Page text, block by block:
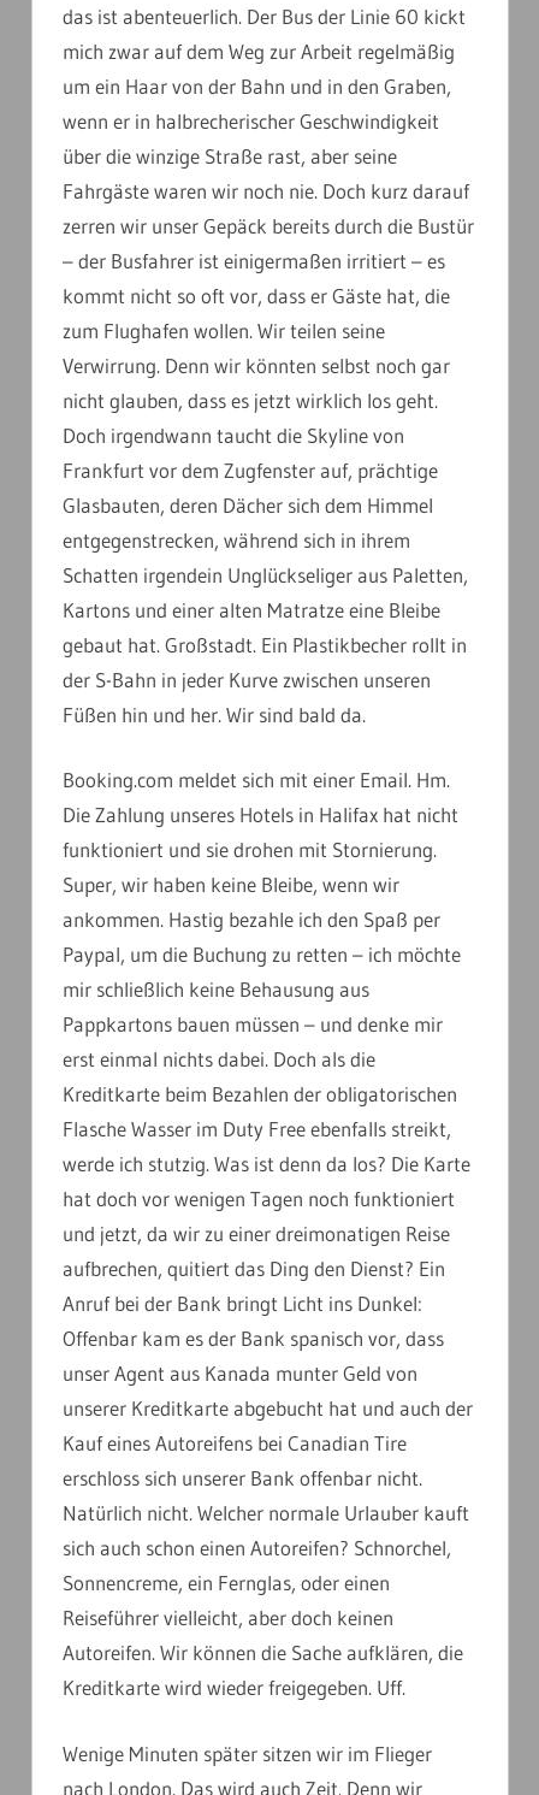
das ist abenteuerlich. Der Bus der Linie 60 kickt
mich zwar auf dem Weg zur Arbeit regelmäßig
um ein Haar von der Bahn und in den Graben,
wenn er in halbrecherischer Geschwindigkeit
über die winzige Straße rast, aber seine
Fahrgäste waren wir noch nie. Doch kurz darauf
zerren wir unser Gepäck bereits durch die Bustür
– der Busfahrer ist einigermaßen irritiert – es
kommt nicht so oft vor, dass er Gäste hat, die
zum Flughafen wollen. Wir teilen seine
Verwirrung. Denn wir könnten selbst noch gar
nicht glauben, dass es jetzt wirklich los geht.
Doch irgendwann taucht die Skyline von
Frankfurt vor dem Zugfenster auf, prächtige
Glasbauten, deren Dächer sich dem Himmel
entgegenstrecken, während sich in ihrem
Schatten irgendein Unglückseliger aus Paletten,
Kartons und einer alten Matratze eine Bleibe
gebaut hat. Großstadt. Ein Plastikbecher rollt in
der S-Bahn in jeder Kurve zwischen unseren
Füßen hin und her. Wir sind bald da.
Booking.com meldet sich mit einer Email. Hm.
Die Zahlung unseres Hotels in Halifax hat nicht
funktioniert und sie drohen mit Stornierung.
Super, wir haben keine Bleibe, wenn wir
ankommen. Hastig bezahle ich den Spaß per
Paypal, um die Buchung zu retten – ich möchte
mir schließlich keine Behausung aus
Pappkartons bauen müssen – und denke mir
erst einmal nichts dabei. Doch als die
Kreditkarte beim Bezahlen der obligatorischen
Flasche Wasser im Duty Free ebenfalls streikt,
werde ich stutzig. Was ist denn da los? Die Karte
hat doch vor wenigen Tagen noch funktioniert
und jetzt, da wir zu einer dreimonatigen Reise
aufbrechen, quitiert das Ding den Dienst? Ein
Anruf bei der Bank bringt Licht ins Dunkel:
Offenbar kam es der Bank spanisch vor, dass
unser Agent aus Kanada munter Geld von
unserer Kreditkarte abgebucht hat und auch der
Kauf eines Autoreifens bei Canadian Tire
erschloss sich unserer Bank offenbar nicht.
Natürlich nicht. Welcher normale Urlauber kauft
sich auch schon einen Autoreifen? Schnorchel,
Sonnencreme, ein Fernglas, oder einen
Reiseführer vielleicht, aber doch keinen
Autoreifen. Wir können die Sache aufklären, die
Kreditkarte wird wieder freigegeben. Uff.
Wenige Minuten später sitzen wir im Flieger
nach London. Das wird auch Zeit. Denn wir